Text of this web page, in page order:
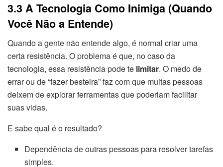
3.3 A Tecnologia Como Inimiga (Quando
Você Não a Entende)
Quando a gente não entende algo, é normal criar uma
certa resistência. O problema é que, no caso da
tecnologia, essa resistência pode te limitar. O medo de
errar ou de “fazer besteira” faz com que muitas pessoas
deixem de explorar ferramentas que poderiam facilitar
suas vidas.
E sabe qual é o resultado?
Dependência de outras pessoas para resolver tarefas
simples.